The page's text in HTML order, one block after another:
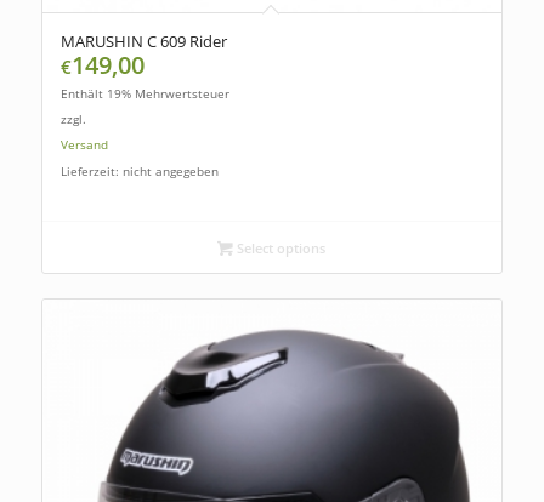
MARUSHIN C 609 Rider
€149,00
Enthält 19% Mehrwertsteuer
zzgl.
Versand
Lieferzeit: nicht angegeben
Select options